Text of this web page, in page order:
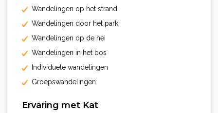
Wandelingen op het strand
Wandelingen door het park
Wandelingen op de hei
Wandelingen in het bos
Individuele wandelingen
Groepswandelingen
Ervaring met Kat